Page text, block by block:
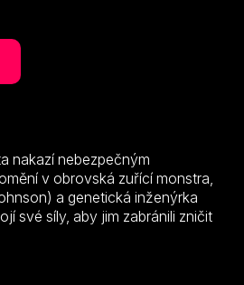
nakazí nebezpečným
v obrovská zuřící monstra,
a genetická inženýrka
své síly, aby jim zabránili zničit
inteligentním gorilím